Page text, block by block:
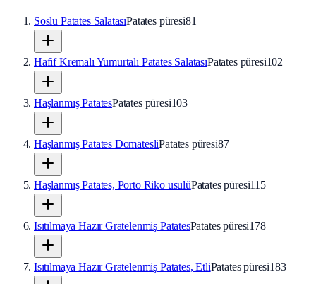
Soslu Patates SalatasıPatates püresi81
Hafif Kremalı Yumurtalı Patates SalatasıPatates püresi102
Haşlanmış PatatesPatates püresi103
Haşlanmış Patates DomatesliPatates püresi87
Haşlanmış Patates, Porto Riko usulüPatates püresi115
Isıtılmaya Hazır Gratelenmiş PatatesPatates püresi178
Isıtılmaya Hazır Gratelenmiş Patates, EtliPatates püresi183